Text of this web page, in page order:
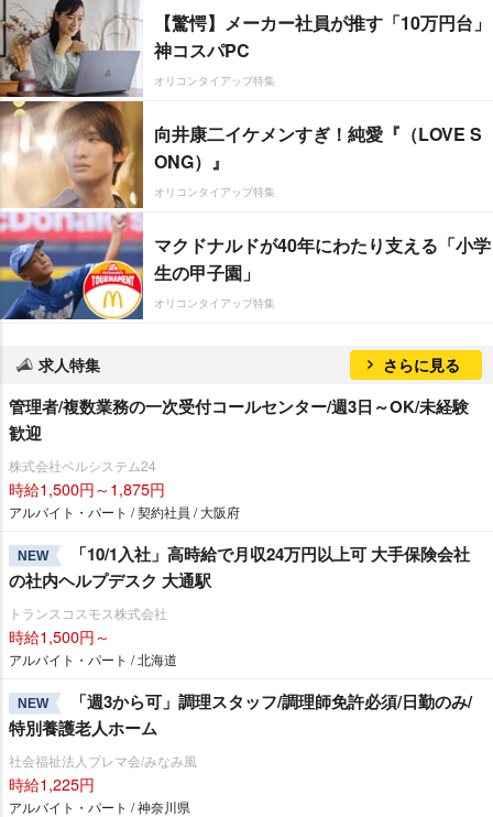
【驚愕】メーカー社員が推す「10万円台」
神コスパPC
オリコンタイアップ特集
向井康二イケメンすぎ！純愛『（LOVE S
ONG）』
オリコンタイアップ特集
マクドナルドが40年にわたり支える「小学
生の甲子園」
オリコンタイアップ特集
求人特集 さらに見る
管理者/複数業務の一次受付コールセンター/週3日～OK/未経験
歓迎
株式会社ベルシステム24
時給1,500円～1,875円
アルバイト・パート / 契約社員 / 大阪府
NEW
「10/1入社」高時給で月収24万円以上可 大手保険会社
の社内ヘルプデスク 大通駅
トランスコスモス株式会社
時給1,500円～
アルバイト・パート / 北海道
NEW
「週3から可」調理スタッフ/調理師免許必須/日勤のみ/
特別養護老人ホーム
社会福祉法人プレマ会/みなみ風
時給1,225円
アルバイト・パート / 神奈川県